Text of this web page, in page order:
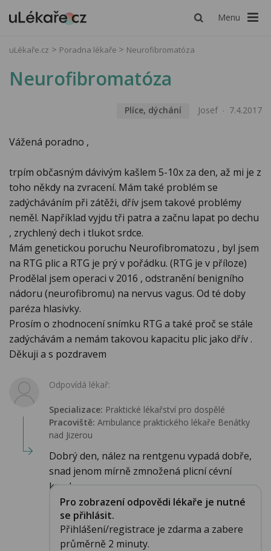
Menu
uLékaře.cz Poradna lékaře Neurofibromatóza
Neurofibromatóza
Plíce, dýchání Josef 7.4.2017
Vážená poradno ,
trpím občasným dávivým kašlem 5-10x za den, až mi je z
toho někdy na zvracení. Mám také problém se
zadýcháváním při zátěži, dřív jsem takové problémy
neměl. Například vyjdu tři patra a začnu lapat po dechu
, zrychlený dech i tlukot srdce.
Mám genetickou poruchu Neurofibromatozu , byl jsem
na RTG plic a RTG je prý v pořádku. (RTG je v příloze)
Prodělal jsem operaci v 2016 , odstranění benigního
nádoru (neurofibromu) na nervus vagus. Od té doby
paréza hlasivky.
Prosím o zhodnocení snímku RTG a také proč se stále
zadýchávám a nemám takovou kapacitu plic jako dřív .
Děkuji a s pozdravem
Odpovídá lékař:
Specializace: Praktické lékařství pro dospělé
Pracoviště: Ambulance praktického lékaře Benátky
nad Jizerou
Dobrý den, nález na rentgenu vypadá dobře,
snad jenom mírně zmnožená plicní cévní
kresba....
Pro zobrazení odpovědi lékaře je nutné
se přihlásit.
Přihlášení/registrace je zdarma a zabere
průměrně 2 minuty.